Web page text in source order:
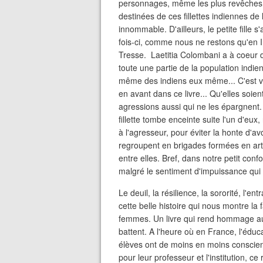
personnages, même les plus
destinées de ces fillettes indiennes
innommable. D'ailleurs, le petite fille
fois-ci, comme nous ne restons qu'en
Tresse. Laetitia Colombani a à coeur
toute une partie de la population
même des indiens eux même... C'est
en avant dans ce livre... Qu'elles
agressions aussi qui ne les
fillette tombe enceinte suite l'un
à l'agresseur, pour éviter la honte
regroupent en brigades formées en
entre elles. Bref, dans notre petit
malgré le sentiment d'impuissance
Le deuil, la résilience, la sororité,
cette belle histoire qui nous montre
femmes. Un livre qui rend hommage
battent. A l'heure où en France,
élèves ont de moins en moins
pour leur professeur et l'institution,